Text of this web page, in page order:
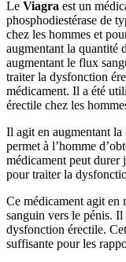
Le Viagra est un
phosphodiestérase de
chez les hommes et
augmentant la quantité
augmentant le flux
traiter la dysfonction
médicament. Il a été
érectile chez les
Il agit en augmentant
permet à l’homme
médicament peut durer
pour traiter la
Ce médicament agit en
sanguin vers le pénis.
dysfonction érectile.
suffisante pour les